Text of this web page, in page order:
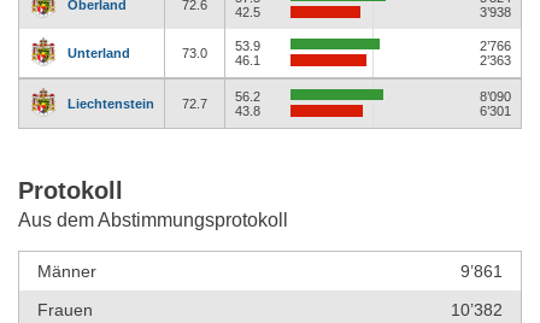
Oberland 72.6
42.5
3’938
Unterland 73.0
53.9
46.1
2’766
2’363
Liechtenstein 72.7
56.2
43.8
8’090
6’301
Protokoll
Aus dem Abstimmungsprotokoll
Männer
9’861
Frauen
10’382